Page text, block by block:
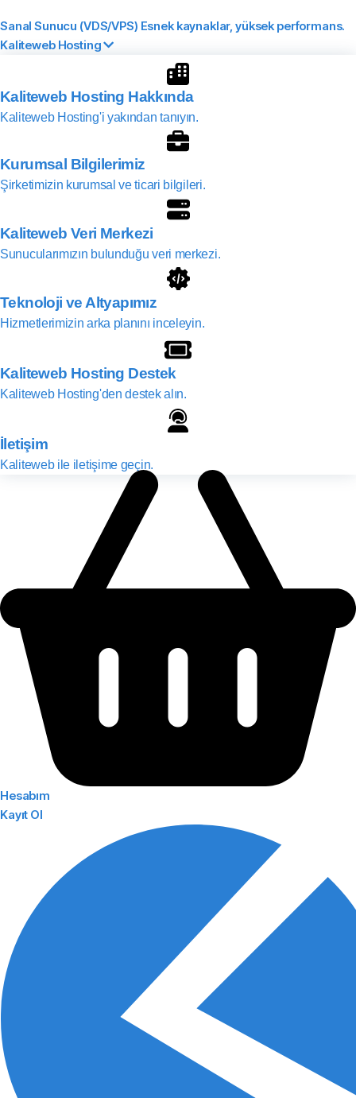
Sanal Sunucu (VDS/VPS) Esnek kaynaklar, yüksek performans.
Kaliteweb Hosting
Kaliteweb Hosting Hakkında
Kaliteweb Hosting'i yakından tanıyın.
Kurumsal Bilgilerimiz
Şirketimizin kurumsal ve ticari bilgileri.
Kaliteweb Veri Merkezi
Sunucularımızın bulunduğu veri merkezi.
Teknoloji ve Altyapımız
Hizmetlerimizin arka planını inceleyin.
Kaliteweb Hosting Destek
Kaliteweb Hosting'den destek alın.
İletişim
Kaliteweb ile iletişime geçin.
Hesabım
Kayıt Ol